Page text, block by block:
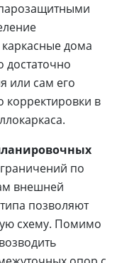
каркасные дома
достаточно
или сам его
корректировки в
по
внешней
позволяют
схему. Помимо